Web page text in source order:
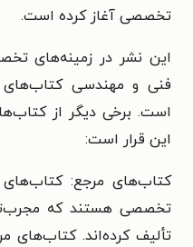
تخصصی آغاز کرده است.
این نشر در زمینه‌های
فنی و مهندسی کتاب‌های
است. برخی دیگر از
این قرار است:
کتاب‌های مرجع:
تخصصی هستند که
تألیف کرده‌اند. کتاب‌های